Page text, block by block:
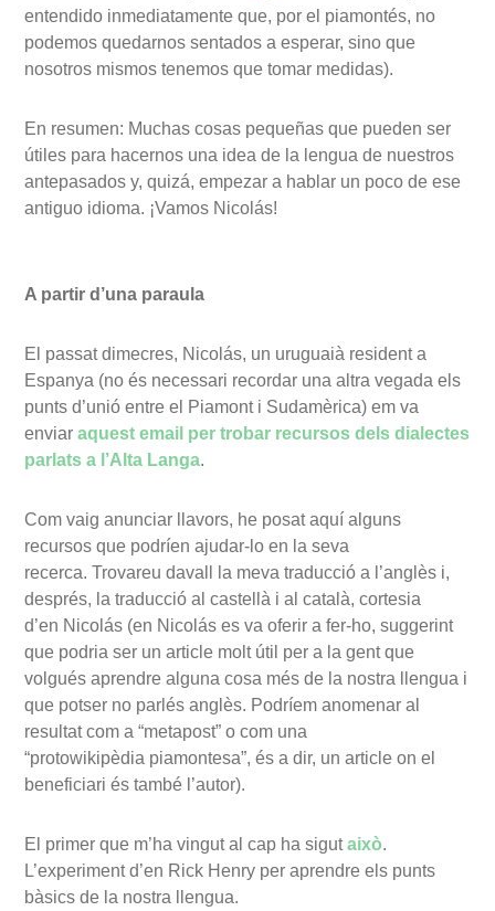
entendido inmediatamente que, por el piamontés, no
podemos quedarnos sentados a esperar, sino que
nosotros mismos tenemos que tomar medidas).
En resumen: Muchas cosas pequeñas que pueden ser
útiles para hacernos una idea de la lengua de nuestros
antepasados y, quizá, empezar a hablar un poco de ese
antiguo idioma. ¡Vamos Nicolás!
A partir d’una paraula
El passat dimecres, Nicolás, un uruguaià resident a
Espanya (no és necessari recordar una altra vegada els
punts d’unió entre el Piamont i Sudamèrica) em va
enviaraquest email per trobar recursos dels dialectes
parlats a l’Alta Langa.
Com vaig anunciar llavors, he posat aquí alguns
recursos que podríen ajudar-lo en la seva
recerca. Trovareu davall la meva traducció a l’anglès i,
després, la traducció al castellà i al català, cortesia
d’en Nicolás (en Nicolás es va oferir a fer-ho, suggerint
que podria ser un article molt útil per a la gent que
volgués aprendre alguna cosa més de la nostra llengua i
que potser no parlés anglès. Podríem anomenar al
resultat com a “metapost” o com una
“protowikipèdia piamontesa”, és a dir, un article on el
beneficiari és també l’autor).
El primer que m’ha vingut al cap ha sigutaixò.
L’experiment d’en Rick Henry per aprendre els punts
bàsics de la nostra llengua.